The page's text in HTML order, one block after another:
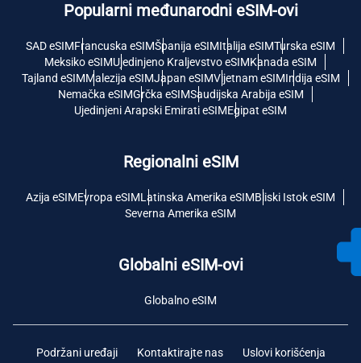
Popularni međunarodni eSIM-ovi
SAD eSIMFrancuska eSIMŠpanija eSIMItalija eSIMTurska eSIM
Meksiko eSIMUjedinjeno Kraljevstvo eSIMKanada eSIM
Tajland eSIMMalezija eSIMJapan eSIMVijetnam eSIMIndija eSIM
Nemačka eSIMGrčka eSIMSaudijska Arabija eSIM
Ujedinjeni Arapski Emirati eSIMEgipat eSIM
Regionalni eSIM
Azija eSIMEvropa eSIMLatinska Amerika eSIMBliski Istok eSIM
Severna Amerika eSIM
Globalni eSIM-ovi
Globalno eSIM
Podržani uređaji Kontaktirajte nas Uslovi korišćenja